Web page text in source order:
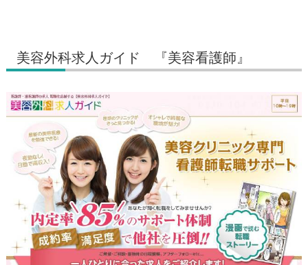
美容外科求人ガイド 『美容看護師』